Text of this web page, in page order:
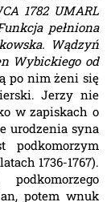
1782 UMARL
pełniona
Wądzyń
Wybickiego od
po nim żeni się
Jerzy nie
w zapiskach o
urodzenia syna
podkomorzym
1736-1767).
potem wnuk